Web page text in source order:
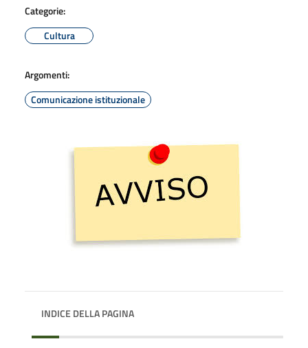
Categorie:
Cultura
Argomenti:
Comunicazione istituzionale
INDICE DELLA PAGINA